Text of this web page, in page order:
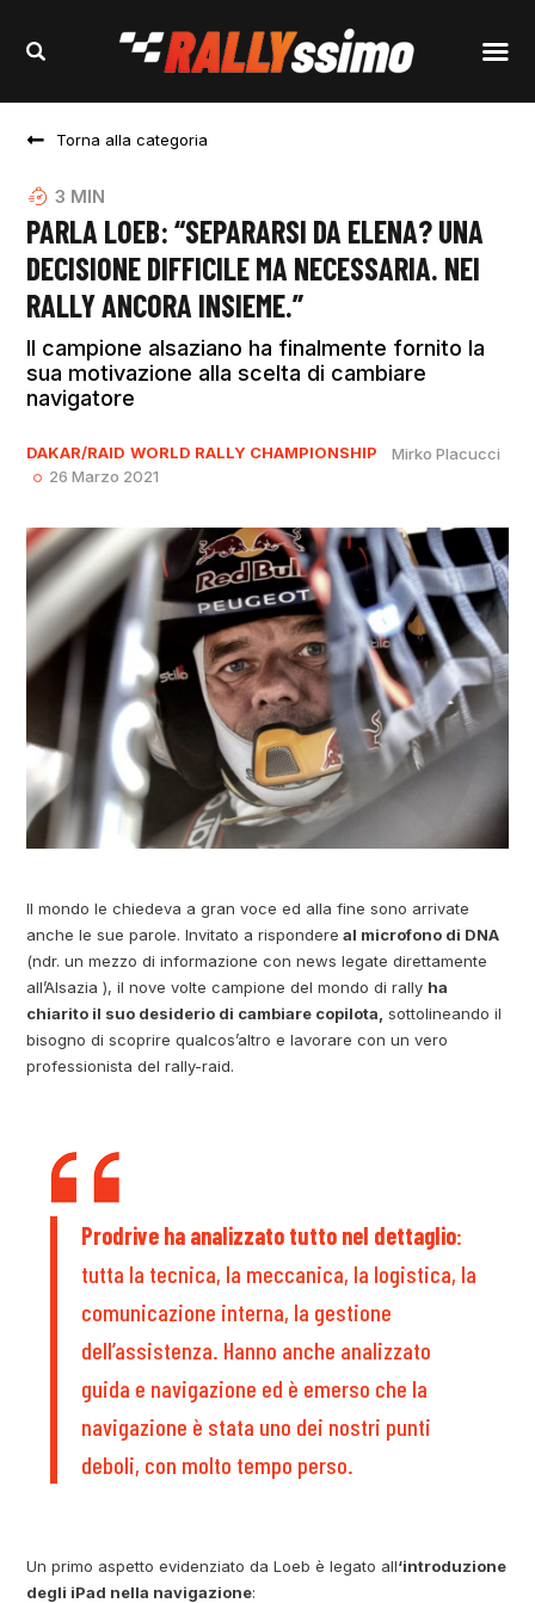
Torna alla categoria
3 MIN
PARLA LOEB: “SEPARARSI DA ELENA? UNA
DECISIONE DIFFICILE MA NECESSARIA. NEI
RALLY ANCORA INSIEME.”
Il campione alsaziano ha finalmente fornito la
sua motivazione alla scelta di cambiare
navigatore
DAKAR/RAID WORLD RALLY CHAMPIONSHIP
Mirko Placucci
26 Marzo 2021
Il mondo le chiedeva a gran voce ed alla fine sono arrivate
anche le sue parole. Invitato a rispondere al microfono di DNA
(ndr. un mezzo di informazione con news legate direttamente
all’Alsazia ), il nove volte campione del mondo di rally ha
chiarito il suo desiderio di cambiare copilota, sottolineando il
bisogno di scoprire qualcos’altro e lavorare con un vero
professionista del rally-raid.
Prodrive ha analizzato tutto nel dettaglio:
tutta la tecnica, la meccanica, la logistica, la
comunicazione interna, la gestione
dell’assistenza. Hanno anche analizzato
guida e navigazione ed è emerso che la
navigazione è stata uno dei nostri punti
deboli, con molto tempo perso.
Un primo aspetto evidenziato da Loeb è legato all‘introduzione
degli iPad nella navigazione: